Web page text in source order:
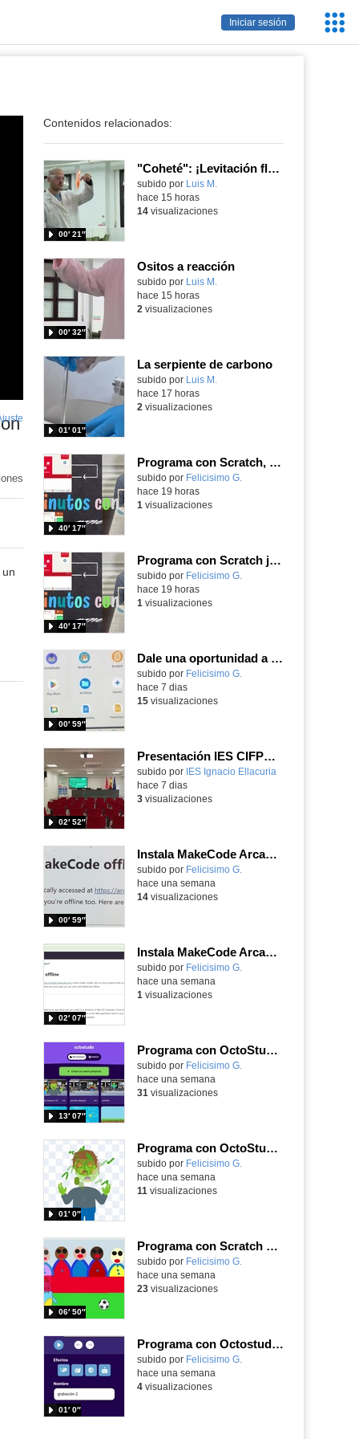
Iniciar sesión
pantalla
Contenidos relacionados:
"Coheté": ¡Levitación flamígera!
Contenido educativo.
subido por Luis M.
00′ 21″
hace 15 horas
14visualizaciones
Ositos a reacción
Contenido educativo.
subido por Luis M.
00′ 32″
hace 15 horas
2 visualizaciones
La serpiente de carbono
Contenido educativo.
subido por Luis M.
01′ 01″
hace 17 horas
2 visualizaciones
Programa con Scratch, 8 diferentes juegos para vivir la emoción de los partidos de España en el mundial 2026
Contenido educativo.
subido por Felicisimo G.
40′ 17″
hace 19 horas
1 visualizaciones
Programa con Scratch juegos con los partidos del mundial 2026 ganados por España
Contenido educativo.
subido por Felicisimo G.
40′ 17″
hace 19 horas
1 visualizaciones
Dale una oportunidad a los Chromebooks y utiliza un proyector para realizar talleres si no tienes pantallas táctiles
Contenido educativo.
subido por Felicisimo G.
00′ 59″
hace 7 dias
15visualizaciones
Presentación IES CIFPD Ignacio Ellacuría
Contenido educativo.
subido por IES Ignacio Ellacuria
02′ 52″
hace 7 dias
3visualizaciones
Instala MakeCode Arcade para trabajar offline en tu tablet, ordenador, Chromebook
Contenido educativo.
subido por Felicisimo G.
00′ 59″
hace una semana
14visualizaciones
Instala MakeCode Arcade offline para programar grandes juegos sin necesidad de Internet
Contenido educativo.
subido por Felicisimo G.
02′ 07″
hace una semana
1 visualizaciones
Programa con OctoStudio, un juego de disparos contra Zombies con un cargador basado en el House of the dead
Contenido educativo.
subido por Felicisimo G.
13′ 07″
hace una semana
31 visualizaciones
Programa con OctoStudio, un juego homenajeando al House of the dead con Zombies
Contenido educativo.
subido por Felicisimo G.
01′ 0″
hace una semana
11 visualizaciones
Programa con Scratch Jr una barrera que se desplaza para dar sensación de movimiento
Contenido educativo.
subido por Felicisimo G.
06′ 50″
hace una semana
23visualizaciones
Programa con Octostudio, una animación utilizando la cámara para una foto y audio y texto para comunicar.
Contenido educativo.
subido por Felicisimo G.
01′ 0″
hace una semana
4visualizaciones